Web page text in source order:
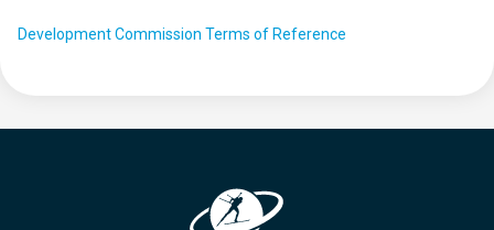
Development Commission Terms of Reference